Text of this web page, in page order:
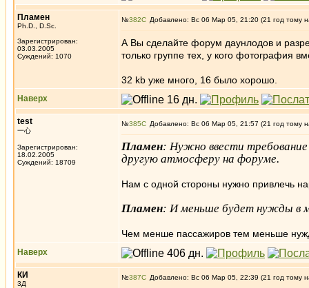
Пламен
Ph.D., D.Sc.
Зарегистрирован:
03.03.2005
Суждений: 1070
№382 Добавлено: Вс 06 Мар 05, 21:20 (21 год тому
А Вы сделайте форум даунлодов и
только группе тех, у кого фотография
32 kb уже много, 16 было хорошо.
Наверх
test
一心
Зарегистрирован:
18.02.2005
Суждений: 18709
№385 Добавлено: Вс 06 Мар 05, 21:57 (21 год тому
Пламен: Нужно ввести
другую атмосферу на форуме.
Нам с одной стороны нужно привлечь
Пламен: И меньше будет нужды в
Чем менше пассажиров тем меньше
Наверх
КИ
3Д
№387 Добавлено: Вс 06 Мар 05, 22:39 (21 год тому